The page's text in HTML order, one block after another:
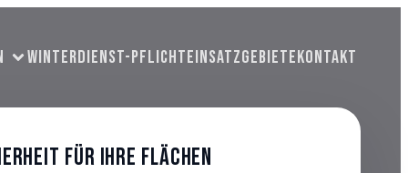
WINTERDIENST-PFLICHTEINSATZGEBIETEKONTAKT
für Ihre Flächen